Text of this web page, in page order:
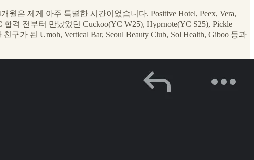
월은 제게 아주 특별한 시간이었습니다. Positive Hotel, Peex, Vera,
격 전부터 만났었던 Cuckoo(YC W25), Hyprnote(YC S25), Pickle
가 된 Umoh, Vertical Bar, Seoul Beauty Club, Sol Health, Giboo 등과